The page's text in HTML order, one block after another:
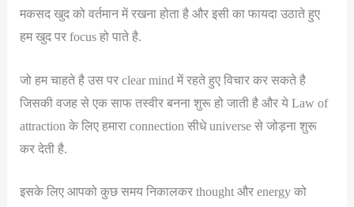
मकसद खुद को वर्तमान में रखना होता है और इसी का फायदा उठाते हुए
हम खुद पर focus हो पाते है.
जो हम चाहते है उस पर clear mind में रहते हुए विचार कर सकते है
जिसकी वजह से एक साफ तस्वीर बनना शुरू हो जाती है और ये Law of
attraction के लिए हमारा connection सीधे universe से जोड़ना शुरू
कर देती है.
इसके लिए आपको कुछ समय निकालकर thought और energy को